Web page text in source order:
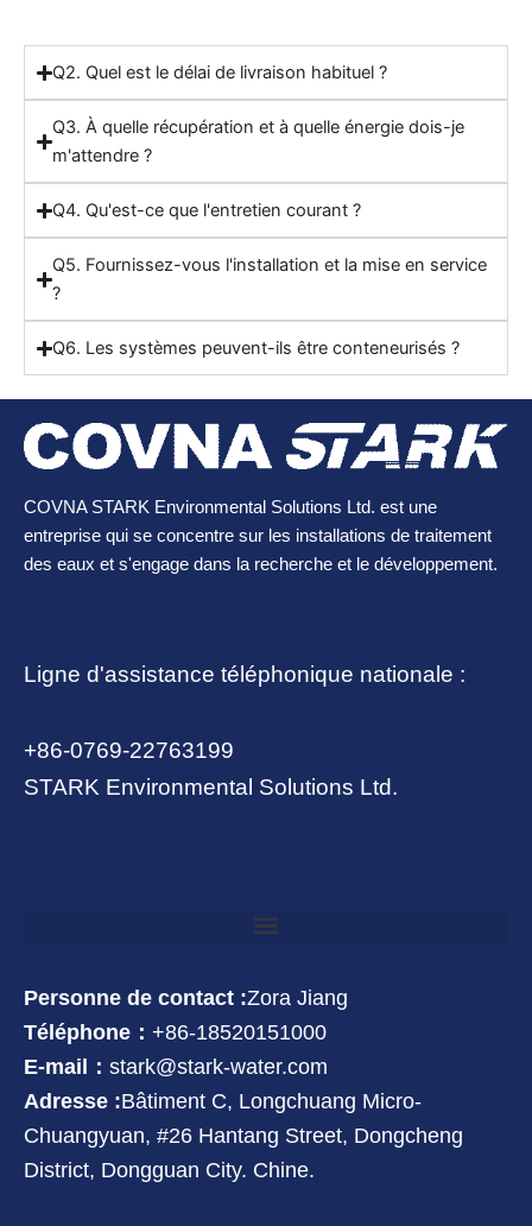
Q2. Quel est le délai de livraison habituel ?
Q3. À quelle récupération et à quelle énergie dois-je
m'attendre ?
Q4. Qu'est-ce que l'entretien courant ?
Q5. Fournissez-vous l'installation et la mise en service
?
Q6. Les systèmes peuvent-ils être conteneurisés ?
COVNA STARK Environmental Solutions Ltd. est une
entreprise qui se concentre sur les installations de traitement
des eaux et s'engage dans la recherche et le développement.
Ligne d'assistance téléphonique nationale :
+86-0769-22763199
STARK Environmental Solutions Ltd.
Personne de contact :Zora Jiang
Téléphone： +86-18520151000
E-mail： stark@stark-water.com
Adresse :Bâtiment C, Longchuang Micro-
Chuangyuan, #26 Hantang Street, Dongcheng
District, Dongguan City. Chine.